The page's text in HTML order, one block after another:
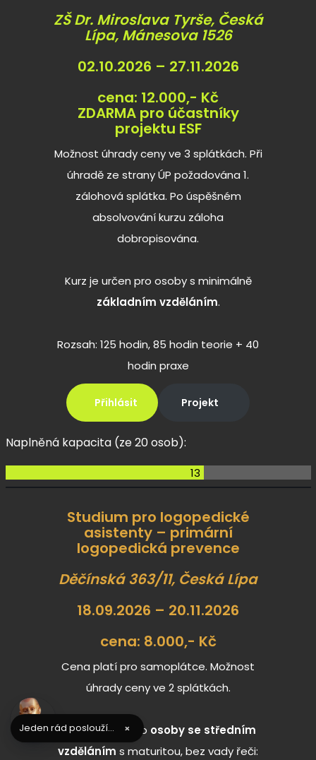
ZŠ Dr. Miroslava Tyrše, Česká
Lípa, Mánesova 1526
02.10.2026 – 27.11.2026
cena: 12.000,- Kč
ZDARMA pro účastníky
projektu ESF
Možnost úhrady ceny ve 3 splátkách. Při
úhradě ze strany ÚP požadována 1.
zálohová splátka. Po úspěšném
absolvování kurzu záloha
dobropisována.
Kurz je určen pro osoby s minimálně
základním vzděláním.
Rozsah: 125 hodin, 85 hodin teorie + 40
hodin praxe
Přihlásit Projekt
13
Naplněná kapacita (ze 20 osob):
Studium pro logopedické
asistenty – primární
logopedická prevence
Děčínská 363/11, Česká Lípa
18.09.2026 – 20.11.2026
cena: 8.000,- Kč
Cena platí pro samoplátce. Možnost
úhrady ceny ve 2 splátkách.
Kurz je určen pro osoby se středním
vzděláním s maturitou, bez vady řeči:
Jeden rád poslouží... ×